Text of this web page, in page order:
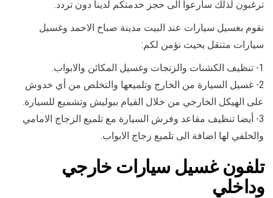
ترغبون لذلك سارعوا الى حجز خدمتكم لدينا دون تردد.
نقوم بغسيل سيارات عند البيت مدينة صباح الاحمد وغسيل
سيارات متنقل بحيث نؤمن لكم:
1- تنظيف الكشنات والزنجات وغسيل المكائن والابواب.
2- غسيل السيارة من الخارج وتلميعها والتخلص من أي خدوش
على الهيكل الخارجي من خلال القيام ببوليش وتشميع للسيارة.
3- أيضا تنظيف مقاعد وفرش السيارة مع تلميع الزجاج الامامي
والخلفي لها اضافة الى تلميع زجاج الابواب.
تلفون غسيل سيارات خارجي
وداخلي